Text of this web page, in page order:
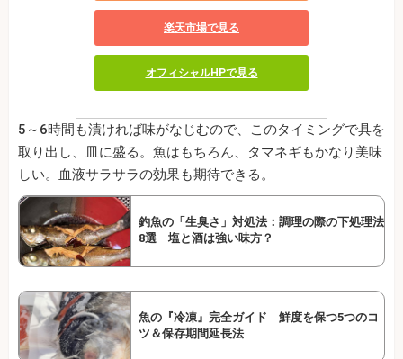
楽天市場で見る
オフィシャルHPで見る
5～6時間も漬ければ味がなじむので、このタイミングで具を
取り出し、皿に盛る。魚はもちろん、タマネギもかなり美味
しい。血液サラサラの効果も期待できる。
釣魚の「生臭さ」対処法：調理の際の下処理法
8選 塩と酒は強い味方？
魚の『冷凍』完全ガイド 鮮度を保つ5つのコ
ツ＆保存期間延長法